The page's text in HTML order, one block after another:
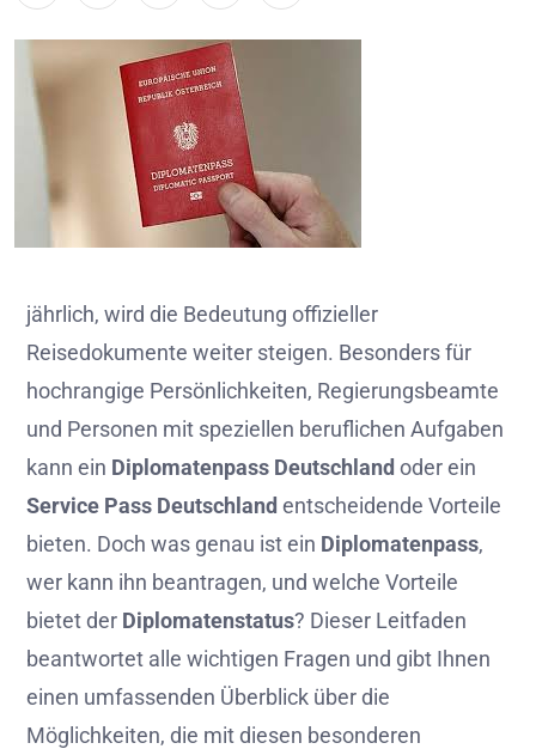
jährlich, wird die Bedeutung offizieller
Reisedokumente weiter steigen. Besonders für
hochrangige Persönlichkeiten, Regierungsbeamte
und Personen mit speziellen beruflichen Aufgaben
kann ein Diplomatenpass Deutschland oder ein
Service Pass Deutschland entscheidende Vorteile
bieten. Doch was genau ist ein Diplomatenpass,
wer kann ihn beantragen, und welche Vorteile
bietet der Diplomatenstatus? Dieser Leitfaden
beantwortet alle wichtigen Fragen und gibt Ihnen
einen umfassenden Überblick über die
Möglichkeiten, die mit diesen besonderen